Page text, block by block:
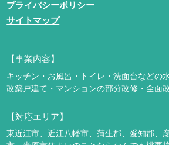
プライバシーポリシー
サイトマップ
【事業内容】
キッチン・お風呂・トイレ・洗面台などの
改築戸建て・マンションの部分改修・全面
【対応エリア】
東近江市、近江八幡市、蒲生郡、愛知郡、